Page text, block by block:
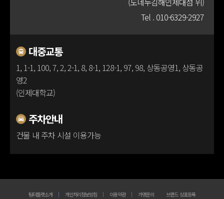
Tel . 010-6329-2927
대중교통
1, 1-1, 100, 7, 2, 2-1, 8, 8-1, 128-1, 97, 98, 상동공영1, 상동공
영2
(인제대학교)
주차안내
건물 내 주차 시설 이용가능
팀터틀랫소개 개인처리정보방침 이용약관 가맹문의 브랜드 상표등록